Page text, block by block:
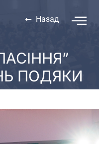
Назад
ПОДЯКИ